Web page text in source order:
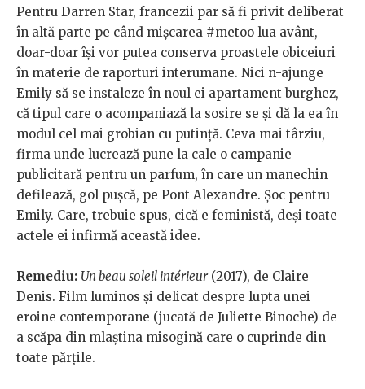
Pentru Darren Star, francezii par să fi privit deliberat
în altă parte pe când mișcarea #metoo lua avânt,
doar-doar își vor putea conserva proastele obiceiuri
în materie de raporturi interumane. Nici n-ajunge
Emily să se instaleze în noul ei apartament burghez,
că tipul care o acompaniază la sosire se și dă la ea în
modul cel mai grobian cu putință. Ceva mai târziu,
firma unde lucrează pune la cale o campanie
publicitară pentru un parfum, în care un manechin
defilează, gol pușcă, pe Pont Alexandre. Șoc pentru
Emily. Care, trebuie spus, cică e feministă, deși toate
actele ei infirmă această idee.
Remediu: Un beau soleil intérieur(2017), de Claire
Denis. Film luminos și delicat despre lupta unei
eroine contemporane (jucată de Juliette Binoche) de-
a scăpa din mlaștina misogină care o cuprinde din
toate părțile.